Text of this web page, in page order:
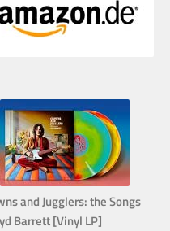
and Jugglers: the Songs
Barrett [Vinyl LP]